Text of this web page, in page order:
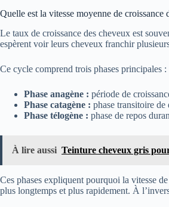
Quelle est la vitesse moyenne de croissance
Le taux de croissance des cheveux est
espèrent voir leurs cheveux franchir
Ce cycle comprend trois phases principales :
Phase anagène : période de
Phase catagène : phase transitoire de
Phase télogène : phase de repos
À lire aussi Teinture cheveux gris
Ces phases expliquent pourquoi la vitesse
plus longtemps et plus rapidement. À